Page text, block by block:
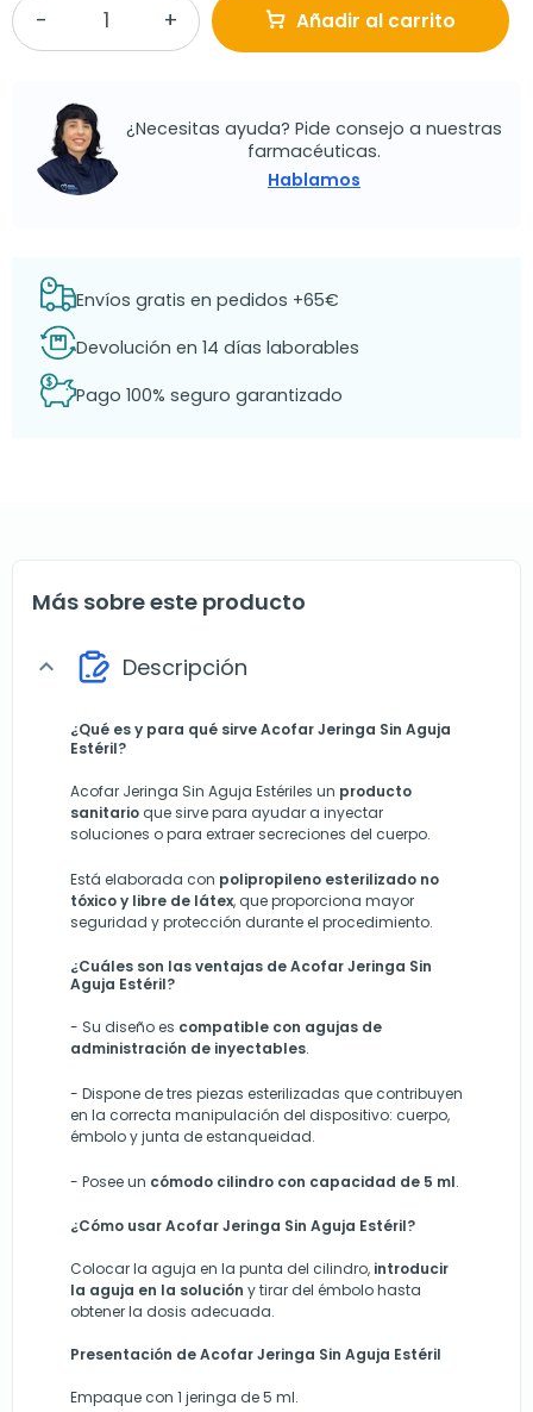
Añadir al carrito
¿Necesitas ayuda? Pide consejo a nuestras
farmacéuticas.
Hablamos
Envíos gratis en pedidos +65€
Devolución en 14 días laborables
Pago 100% seguro garantizado
Más sobre este producto
expand_more Descripción
¿Qué es y para qué sirve Acofar Jeringa Sin Aguja
Estéril?
Acofar Jeringa Sin Aguja Estériles un producto
sanitario que sirve para ayudar a inyectar
soluciones o para extraer secreciones del cuerpo.
Está elaborada con polipropileno esterilizado no
tóxico y libre de látex, que proporciona mayor
seguridad y protección durante el procedimiento.
¿Cuáles son las ventajas de Acofar Jeringa Sin
Aguja Estéril?
- Su diseño es compatible con agujas de
administración de inyectables.
- Dispone de tres piezas esterilizadas que contribuyen
en la correcta manipulación del dispositivo: cuerpo,
émbolo y junta de estanqueidad.
- Posee un cómodo cilindro con capacidad de 5 ml.
¿Cómo usar Acofar Jeringa Sin Aguja Estéril?
Colocar la aguja en la punta del cilindro, introducir
la aguja en la solución y tirar del émbolo hasta
obtener la dosis adecuada.
Presentación de Acofar Jeringa Sin Aguja Estéril
Empaque con 1 jeringa de 5 ml.